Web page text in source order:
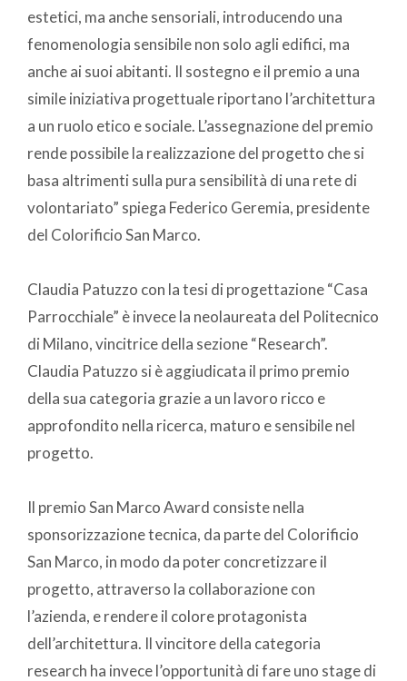
estetici, ma anche sensoriali, introducendo una
fenomenologia sensibile non solo agli edifici, ma
anche ai suoi abitanti. Il sostegno e il premio a una
simile iniziativa progettuale riportano l’architettura
a un ruolo etico e sociale. L’assegnazione del premio
rende possibile la realizzazione del progetto che si
basa altrimenti sulla pura sensibilità di una rete di
volontariato” spiega Federico Geremia, presidente
del Colorificio San Marco.
Claudia Patuzzo con la tesi di progettazione “Casa
Parrocchiale” è invece la neolaureata del Politecnico
di Milano, vincitrice della sezione “Research”.
Claudia Patuzzo si è aggiudicata il primo premio
della sua categoria grazie a un lavoro ricco e
approfondito nella ricerca, maturo e sensibile nel
progetto.
Il premio San Marco Award consiste nella
sponsorizzazione tecnica, da parte del Colorificio
San Marco, in modo da poter concretizzare il
progetto, attraverso la collaborazione con
l’azienda, e rendere il colore protagonista
dell’architettura. Il vincitore della categoria
research ha invece l’opportunità di fare uno stage di